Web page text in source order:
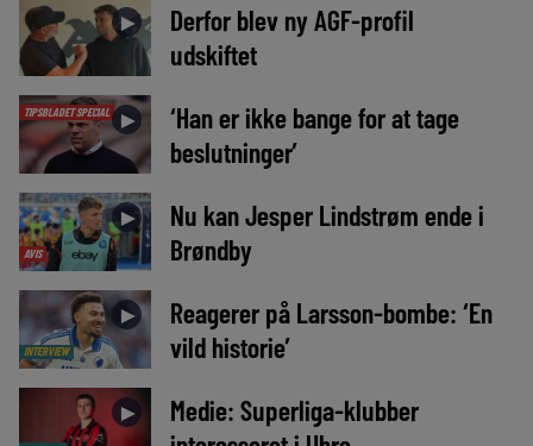
►
Derfor blev ny AGF-profil
udskiftet
TIPSBLADET SPECIAL ►
‘Han er ikke bange for at tage
beslutninger’
AVIS
►
Nu kan Jesper Lindstrøm ende i
Brøndby
INTERVIEW
►
Reagerer på Larsson-bombe: ‘En
vild historie’
►
Medie: Superliga-klubber